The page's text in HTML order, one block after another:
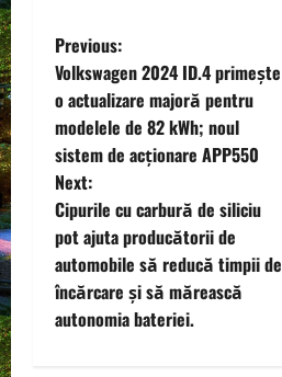
P
o
s
t
n
a
v
Previous:
Volkswagen 2024 ID.4 primește
o actualizare majoră pentru
modelele de 82 kWh; noul
sistem de acţionare APP550
Next:
Cipurile cu carbură de siliciu
pot ajuta producătorii de
automobile să reducă timpii de
încărcare și să mărească
autonomia bateriei.